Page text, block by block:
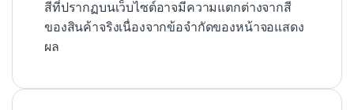
สีที่ปรากฏบนเว็บไซต์อาจมีความแตกต่างจากสี
ของสินค้าจริงเนื่องจากข้อจำกัดของหน้าจอแสดง
ผล